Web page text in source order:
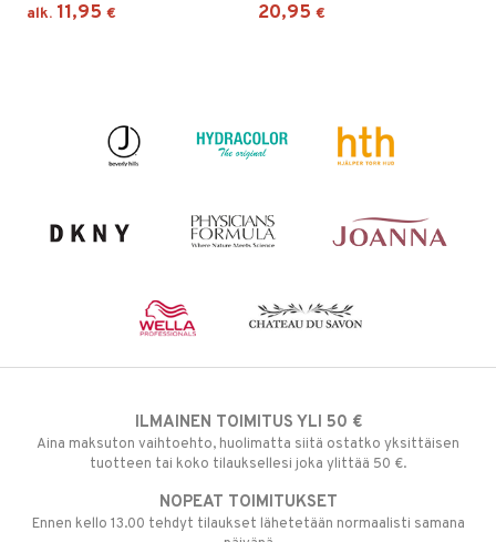
alk. 11,95 € 20,95 €
ILMAINEN TOIMITUS YLI 50 €
Aina maksuton vaihtoehto, huolimatta siitä ostatko yksittäisen
tuotteen tai koko tilauksellesi joka ylittää 50 €.
NOPEAT TOIMITUKSET
Ennen kello 13.00 tehdyt tilaukset lähetetään normaalisti samana